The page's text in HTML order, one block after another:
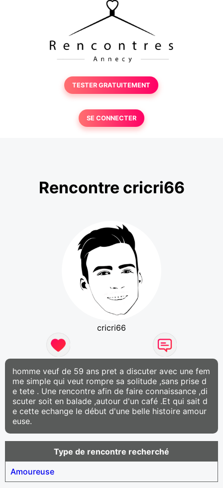
TESTER GRATUITEMENT
SE CONNECTER
Rencontre cricri66
cricri66
homme veuf de 59 ans pret a discuter avec une fem
me simple qui veut rompre sa solitude ,sans prise d
e tete . Une rencontre afin de faire connaissance ,di
scuter soit en balade ,autour d'un café .Et qui sait d
e cette echange le début d'une belle histoire amour
euse.
Type de rencontre recherché
Amoureuse